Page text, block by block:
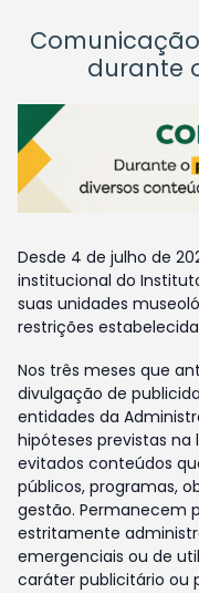
durante
Desde 4 de julho de
institucional do
suas unidades
restrições
Nos três meses que
divulgação de
entidades da
hipóteses previstas
evitados conteúdos
públicos, programas,
gestão. Permanecem
estritamente
emergenciais ou de
caráter publicitário ou